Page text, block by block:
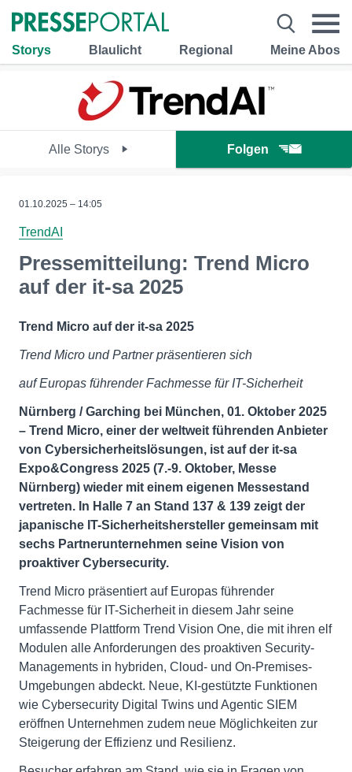
Storys Blaulicht Regional Meine Abos
Alle Storys Folgen
01.10.2025 – 14:05
TrendAI
Pressemitteilung: Trend Micro
auf der it-sa 2025
Trend Micro auf der it-sa 2025
Trend Micro und Partner präsentieren sich
auf Europas führender Fachmesse für IT-Sicherheit
Nürnberg / Garching bei München, 01. Oktober 2025
– Trend Micro, einer der weltweit führenden Anbieter
von Cybersicherheitslösungen, ist auf der it-sa
Expo&Congress 2025 (7.-9. Oktober, Messe
Nürnberg) wieder mit einem eigenen Messestand
vertreten. In Halle 7 an Stand 137 & 139 zeigt der
japanische IT-Sicherheitshersteller gemeinsam mit
sechs Partnerunternehmen seine Vision von
proaktiver Cybersecurity.
Trend Micro präsentiert auf Europas führender
Fachmesse für IT-Sicherheit in diesem Jahr seine
umfassende Plattform Trend Vision One, die mit ihren elf
Modulen alle Anforderungen des proaktiven Security-
Managements in hybriden, Cloud- und On-Premises-
Umgebungen abdeckt. Neue, KI-gestützte Funktionen
wie Cybersecurity Digital Twins und Agentic SIEM
eröffnen Unternehmen zudem neue Möglichkeiten zur
Steigerung der Effizienz und Resilienz.